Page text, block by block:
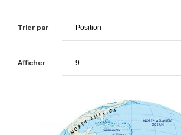
Trier par
Afficher